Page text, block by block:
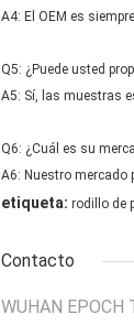
A4: El OEM es
Q5: ¿Puede usted
A5: Sí, las muestras
Q6: ¿Cuál es su
A6: Nuestro mercado
etiqueta: rodillo de
Contacto
WUHAN EPOCH